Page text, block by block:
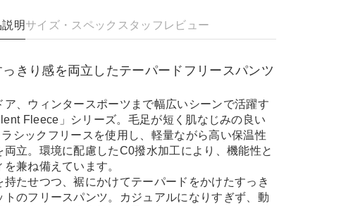
明サイズ・スペック スタッフレビュー
きり感を両立したテーパードフリースパンツ
ア、ウィンタースポーツまで幅広いシーンで活躍す
Fleece」シリーズ。毛足が短く肌なじみの良い
シックフリースを使用し、軽量ながら高い保温性
両立。環境に配慮したC0撥水加工により、機能性と
兼ね備えています。
持たせつつ、裾にかけてテーパードをかけたすっき
トのフリースパンツ。カジュアルになりすぎず、動